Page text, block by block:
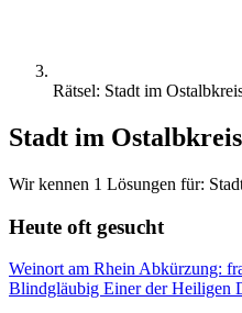
Rätsel: Stadt im
Stadt im
Wir kennen 1 Lösungen für:
Heute oft gesucht
Weinort am Rhein Abkürzung:
Blindgläubig Einer der Heiligen